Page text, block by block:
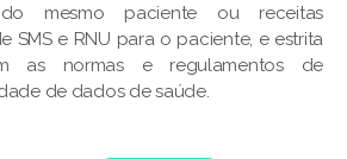
mesmo paciente ou receitas
SMS e RNU para o paciente, e estrita
as normas e regulamentos de
de dados de saúde.